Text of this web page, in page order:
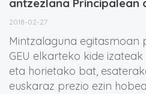
antzezlana Principalean
2018-02-27
Mintzalaguna egitasmoan
GEU elkarteko kide
eta horietako bat,
euskaraz prezio ezin